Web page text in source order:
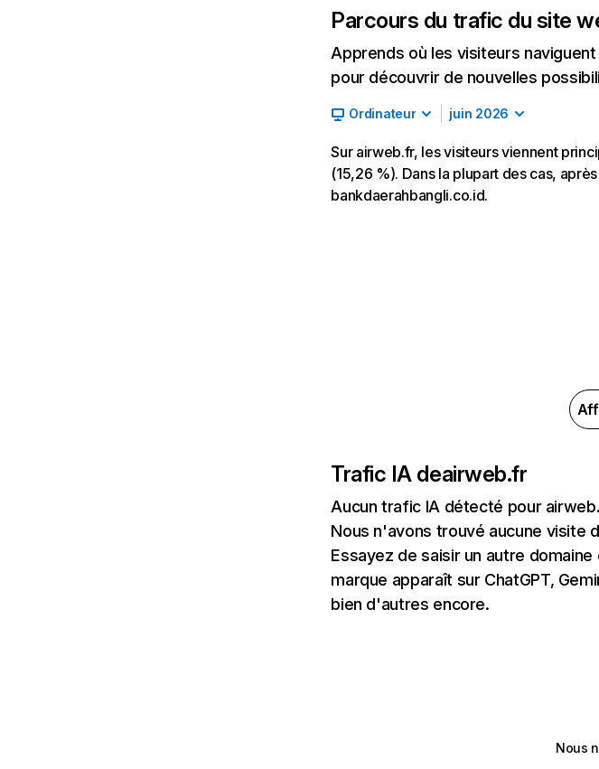
Parcours du trafic du site
Apprends où les visiteurs
pour découvrir de nouvelles
Ordinateur juin 2026
Sur airweb.fr, les visiteurs viennent
(15,26 %). Dans la plupart des cas,
bankdaerahbangli.co.id.
Trafic IA deairweb.fr
Aucun trafic IA détecté pour
Nous n'avons trouvé aucune visite
Essayez de saisir un autre
marque apparaît sur ChatGPT,
bien d'autres encore.
Nous